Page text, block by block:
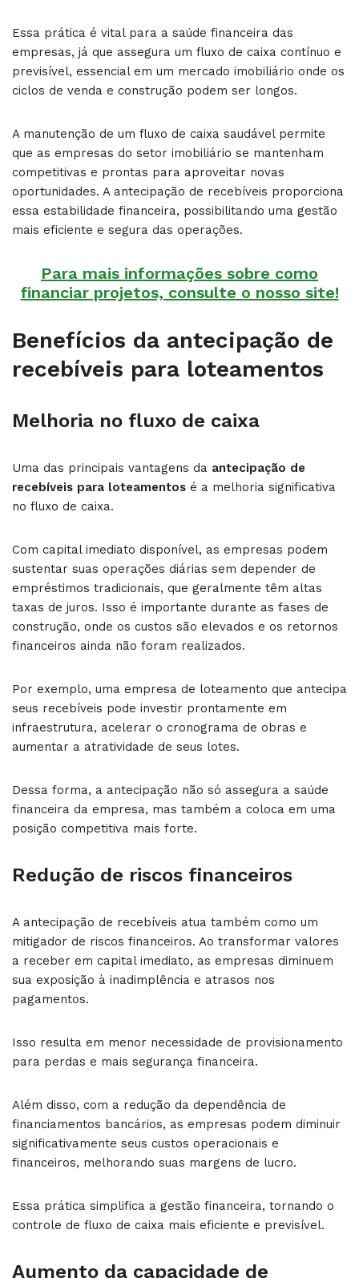
Essa prática é vital para a saúde financeira das
empresas, já que assegura um fluxo de caixa contínuo e
previsível, essencial em um mercado imobiliário onde os
ciclos de venda e construção podem ser longos.
A manutenção de um fluxo de caixa saudável permite
que as empresas do setor imobiliário se mantenham
competitivas e prontas para aproveitar novas
oportunidades. A antecipação de recebíveis proporciona
essa estabilidade financeira, possibilitando uma gestão
mais eficiente e segura das operações.
Para mais informações sobre como
financiar projetos, consulte o nosso site!
Benefícios da antecipação de
recebíveis para loteamentos
Melhoria no fluxo de caixa
Uma das principais vantagens da antecipação de
recebíveis para loteamentos é a melhoria significativa
no fluxo de caixa.
Com capital imediato disponível, as empresas podem
sustentar suas operações diárias sem depender de
empréstimos tradicionais, que geralmente têm altas
taxas de juros. Isso é importante durante as fases de
construção, onde os custos são elevados e os retornos
financeiros ainda não foram realizados.
Por exemplo, uma empresa de loteamento que antecipa
seus recebíveis pode investir prontamente em
infraestrutura, acelerar o cronograma de obras e
aumentar a atratividade de seus lotes.
Dessa forma, a antecipação não só assegura a saúde
financeira da empresa, mas também a coloca em uma
posição competitiva mais forte.
Redução de riscos financeiros
A antecipação de recebíveis atua também como um
mitigador de riscos financeiros. Ao transformar valores
a receber em capital imediato, as empresas diminuem
sua exposição à inadimplência e atrasos nos
pagamentos.
Isso resulta em menor necessidade de provisionamento
para perdas e mais segurança financeira.
Além disso, com a redução da dependência de
financiamentos bancários, as empresas podem diminuir
significativamente seus custos operacionais e
financeiros, melhorando suas margens de lucro.
Essa prática simplifica a gestão financeira, tornando o
controle de fluxo de caixa mais eficiente e previsível.
Aumento da capacidade de